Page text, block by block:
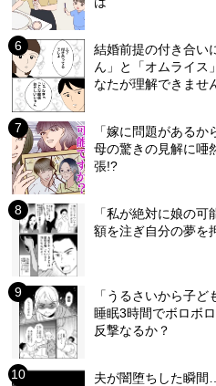
結婚前提の付き合
ん」と「オムライス
なたが理解できませ
「嫁に問題がある
母の驚きの見解に唖
張!?
「私が絶対に娘の
額を注ぎ自分の夢を
「うるさいから子
睡眠3時間でボロボ
反撃なるか？
夫が闇堕ちした瞬